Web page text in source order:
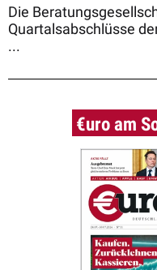
Die
Quartalsabschlüsse
...
€uro am